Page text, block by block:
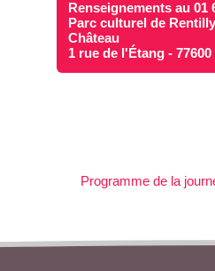
Renseignements au 01
Parc culturel de
Château
1 rue de l'Étang -
Programme de la